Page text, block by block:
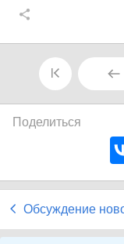
Поделиться
Обсуждение